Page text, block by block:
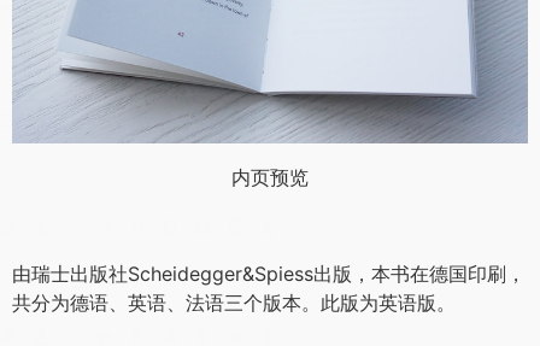
内页预览
由瑞士出版社Scheidegger&Spiess出版，本书在德国印刷，
共分为德语、英语、法语三个版本。此版为英语版。